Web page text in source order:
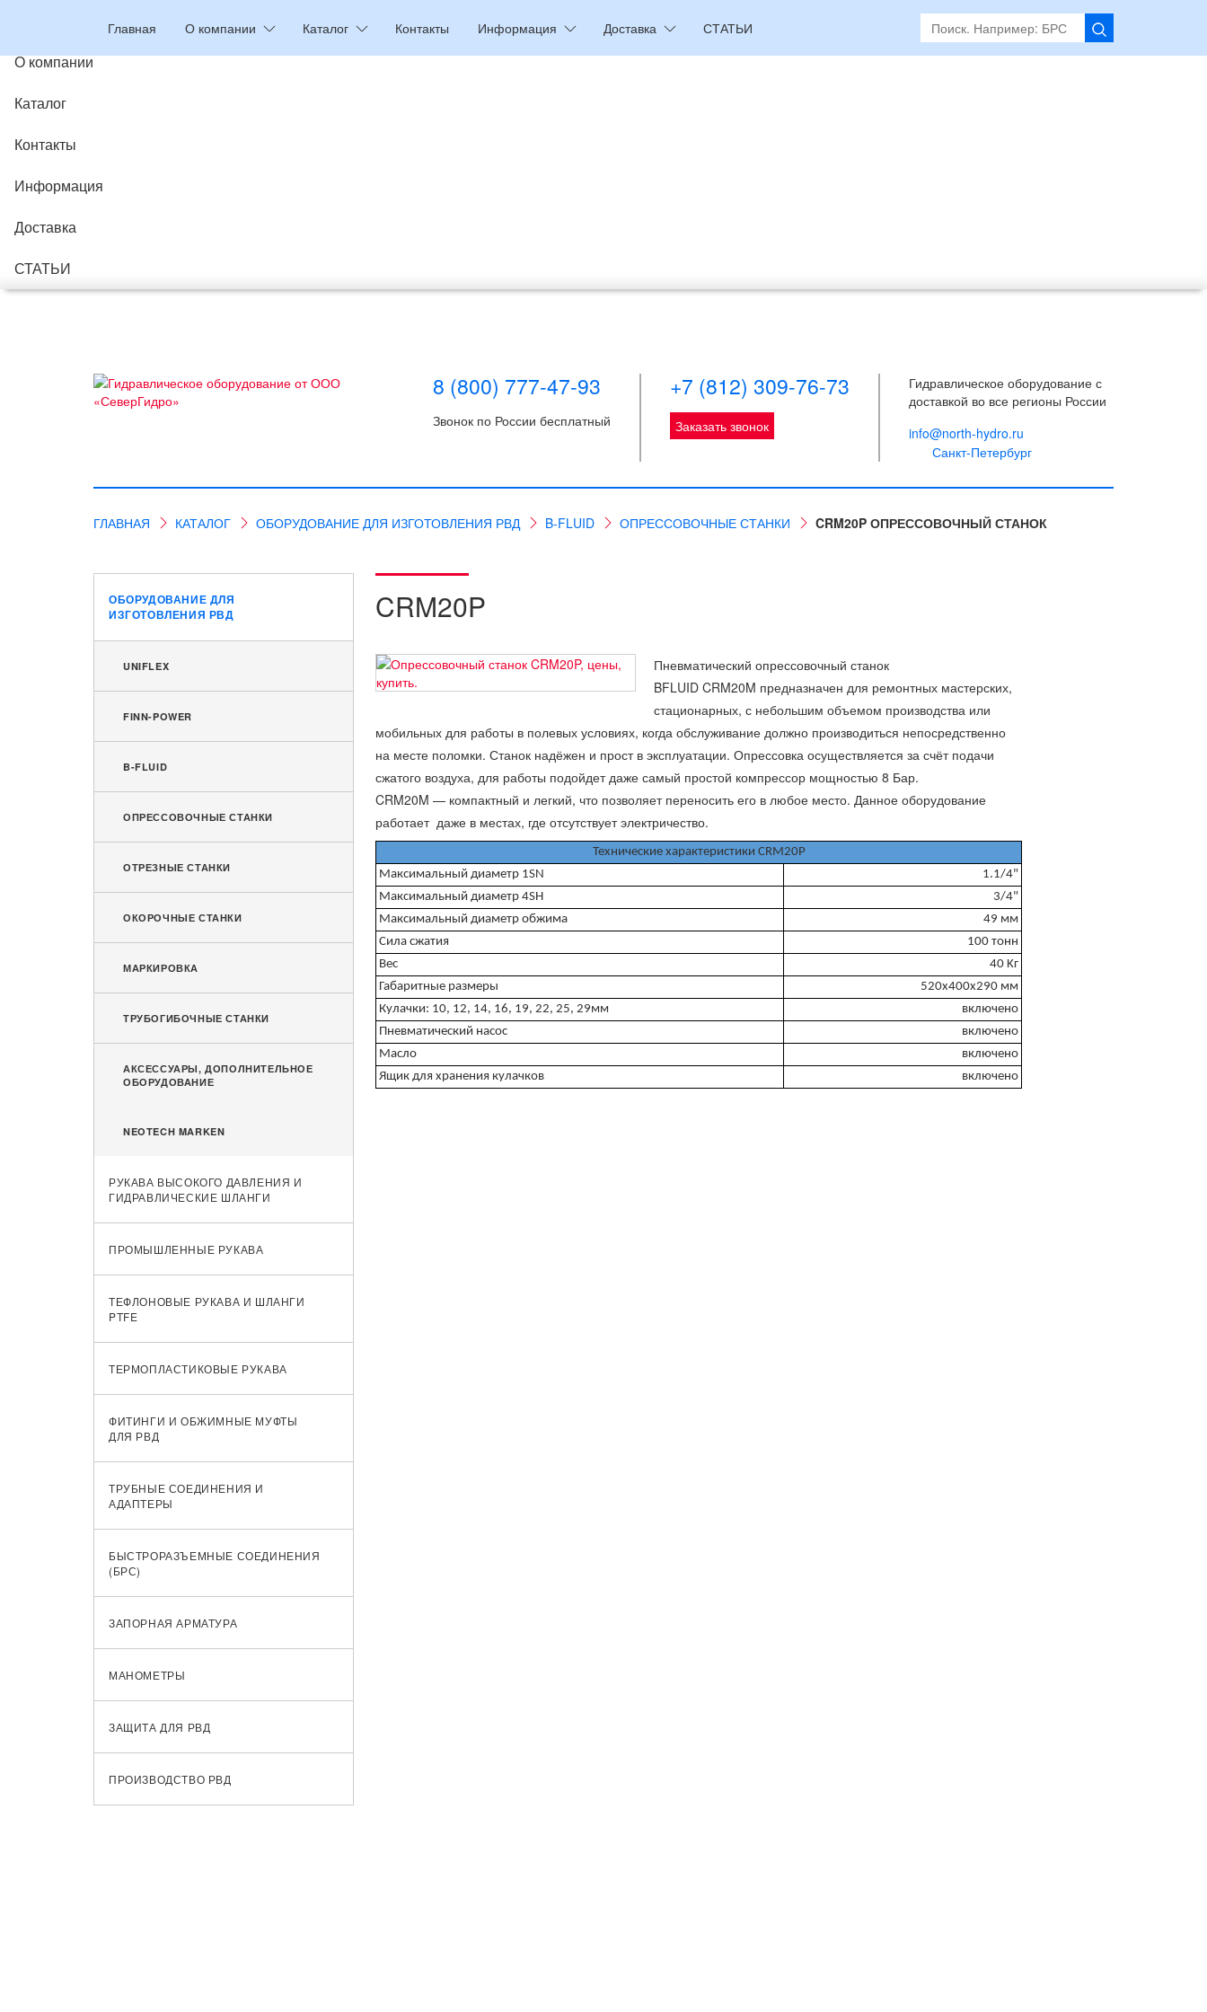
О компании
Каталог
Контакты
Информация
Доставка
СТАТЬИ
Главная О компании Каталог Контакты Информация Доставка СТАТЬИ
8 (800) 777-47-93
Звонок по России бесплатный
+7 (812) 309-76-73
Заказать звонок
Гидравлическое оборудование с
доставкой во все регионы России
info@north-hydro.ru
Санкт-Петербург
ГЛАВНАЯ КАТАЛОГ ОБОРУДОВАНИЕ ДЛЯ ИЗГОТОВЛЕНИЯ РВД B-FLUID ОПРЕССОВОЧНЫЕ СТАНКИ CRM20P ОПРЕССОВОЧНЫЙ СТАНОК
ОБОРУДОВАНИЕ ДЛЯ
ИЗГОТОВЛЕНИЯ РВД
UNIFLEX
FINN-POWER
B-FLUID
ОПРЕССОВОЧНЫЕ СТАНКИ
ОТРЕЗНЫЕ СТАНКИ
ОКОРОЧНЫЕ СТАНКИ
МАРКИРОВКА
ТРУБОГИБОЧНЫЕ СТАНКИ
АКСЕССУАРЫ, ДОПОЛНИТЕЛЬНОЕ
ОБОРУДОВАНИЕ
NEOTECH MARKEN
РУКАВА ВЫСОКОГО ДАВЛЕНИЯ И
ГИДРАВЛИЧЕСКИЕ ШЛАНГИ
ПРОМЫШЛЕННЫЕ РУКАВА
ТЕФЛОНОВЫЕ РУКАВА И ШЛАНГИ
PTFE
ТЕРМОПЛАСТИКОВЫЕ РУКАВА
ФИТИНГИ И ОБЖИМНЫЕ МУФТЫ
ДЛЯ РВД
ТРУБНЫЕ СОЕДИНЕНИЯ И
АДАПТЕРЫ
БЫСТРОРАЗЪЕМНЫЕ СОЕДИНЕНИЯ
(БРС)
ЗАПОРНАЯ АРМАТУРА
МАНОМЕТРЫ
ЗАЩИТА ДЛЯ РВД
ПРОИЗВОДСТВО РВД
CRM20P
Пневматический опрессовочный станок
BFLUID CRM20M предназначен для ремонтных мастерских,
стационарных, с небольшим объемом производства или
мобильных для работы в полевых условиях, когда обслуживание должно производиться непосредственно
на месте поломки. Станок надёжен и прост в эксплуатации. Опрессовка осуществляется за счёт подачи
сжатого воздуха, для работы подойдет даже самый простой компрессор мощностью 8 Бар.
CRM20M — компактный и легкий, что позволяет переносить его в любое место. Данное оборудование
работает даже в местах, где отсутствует электричество.
Технические характеристики CRM20P
Максимальный диаметр 1SN
1.1/4"
Максимальный диаметр 4SH
3/4"
Максимальный диаметр обжима
49 мм
Сила сжатия
100 тонн
Вес
40 Kг
Габаритные размеры
520x400x290 мм
Кулачки: 10, 12, 14, 16, 19, 22, 25, 29мм
включено
Пневматический насос
включено
Масло
включено
Ящик для хранения кулачков
включено